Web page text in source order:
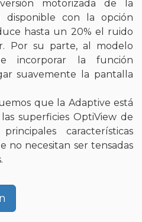
motorizada de la
disponible con la opción
hasta un 20% el ruido
Por su parte, al modelo
incorporar la función
suavemente la pantalla
que la Adaptive está
superficies OptiView de
características
no necesitan ser tensadas